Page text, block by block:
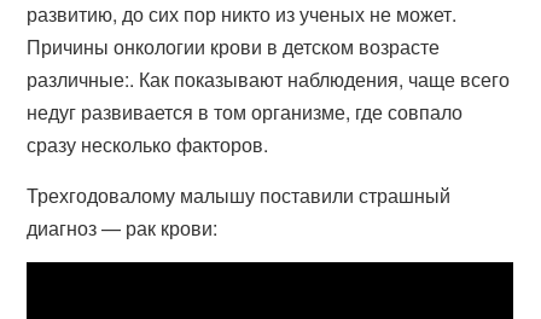
развитию, до сих пор никто из ученых не может.
Причины онкологии крови в детском возрасте
различные:. Как показывают наблюдения, чаще всего
недуг развивается в том организме, где совпало
сразу несколько факторов.
Трехгодовалому малышу поставили страшный
диагноз — рак крови: